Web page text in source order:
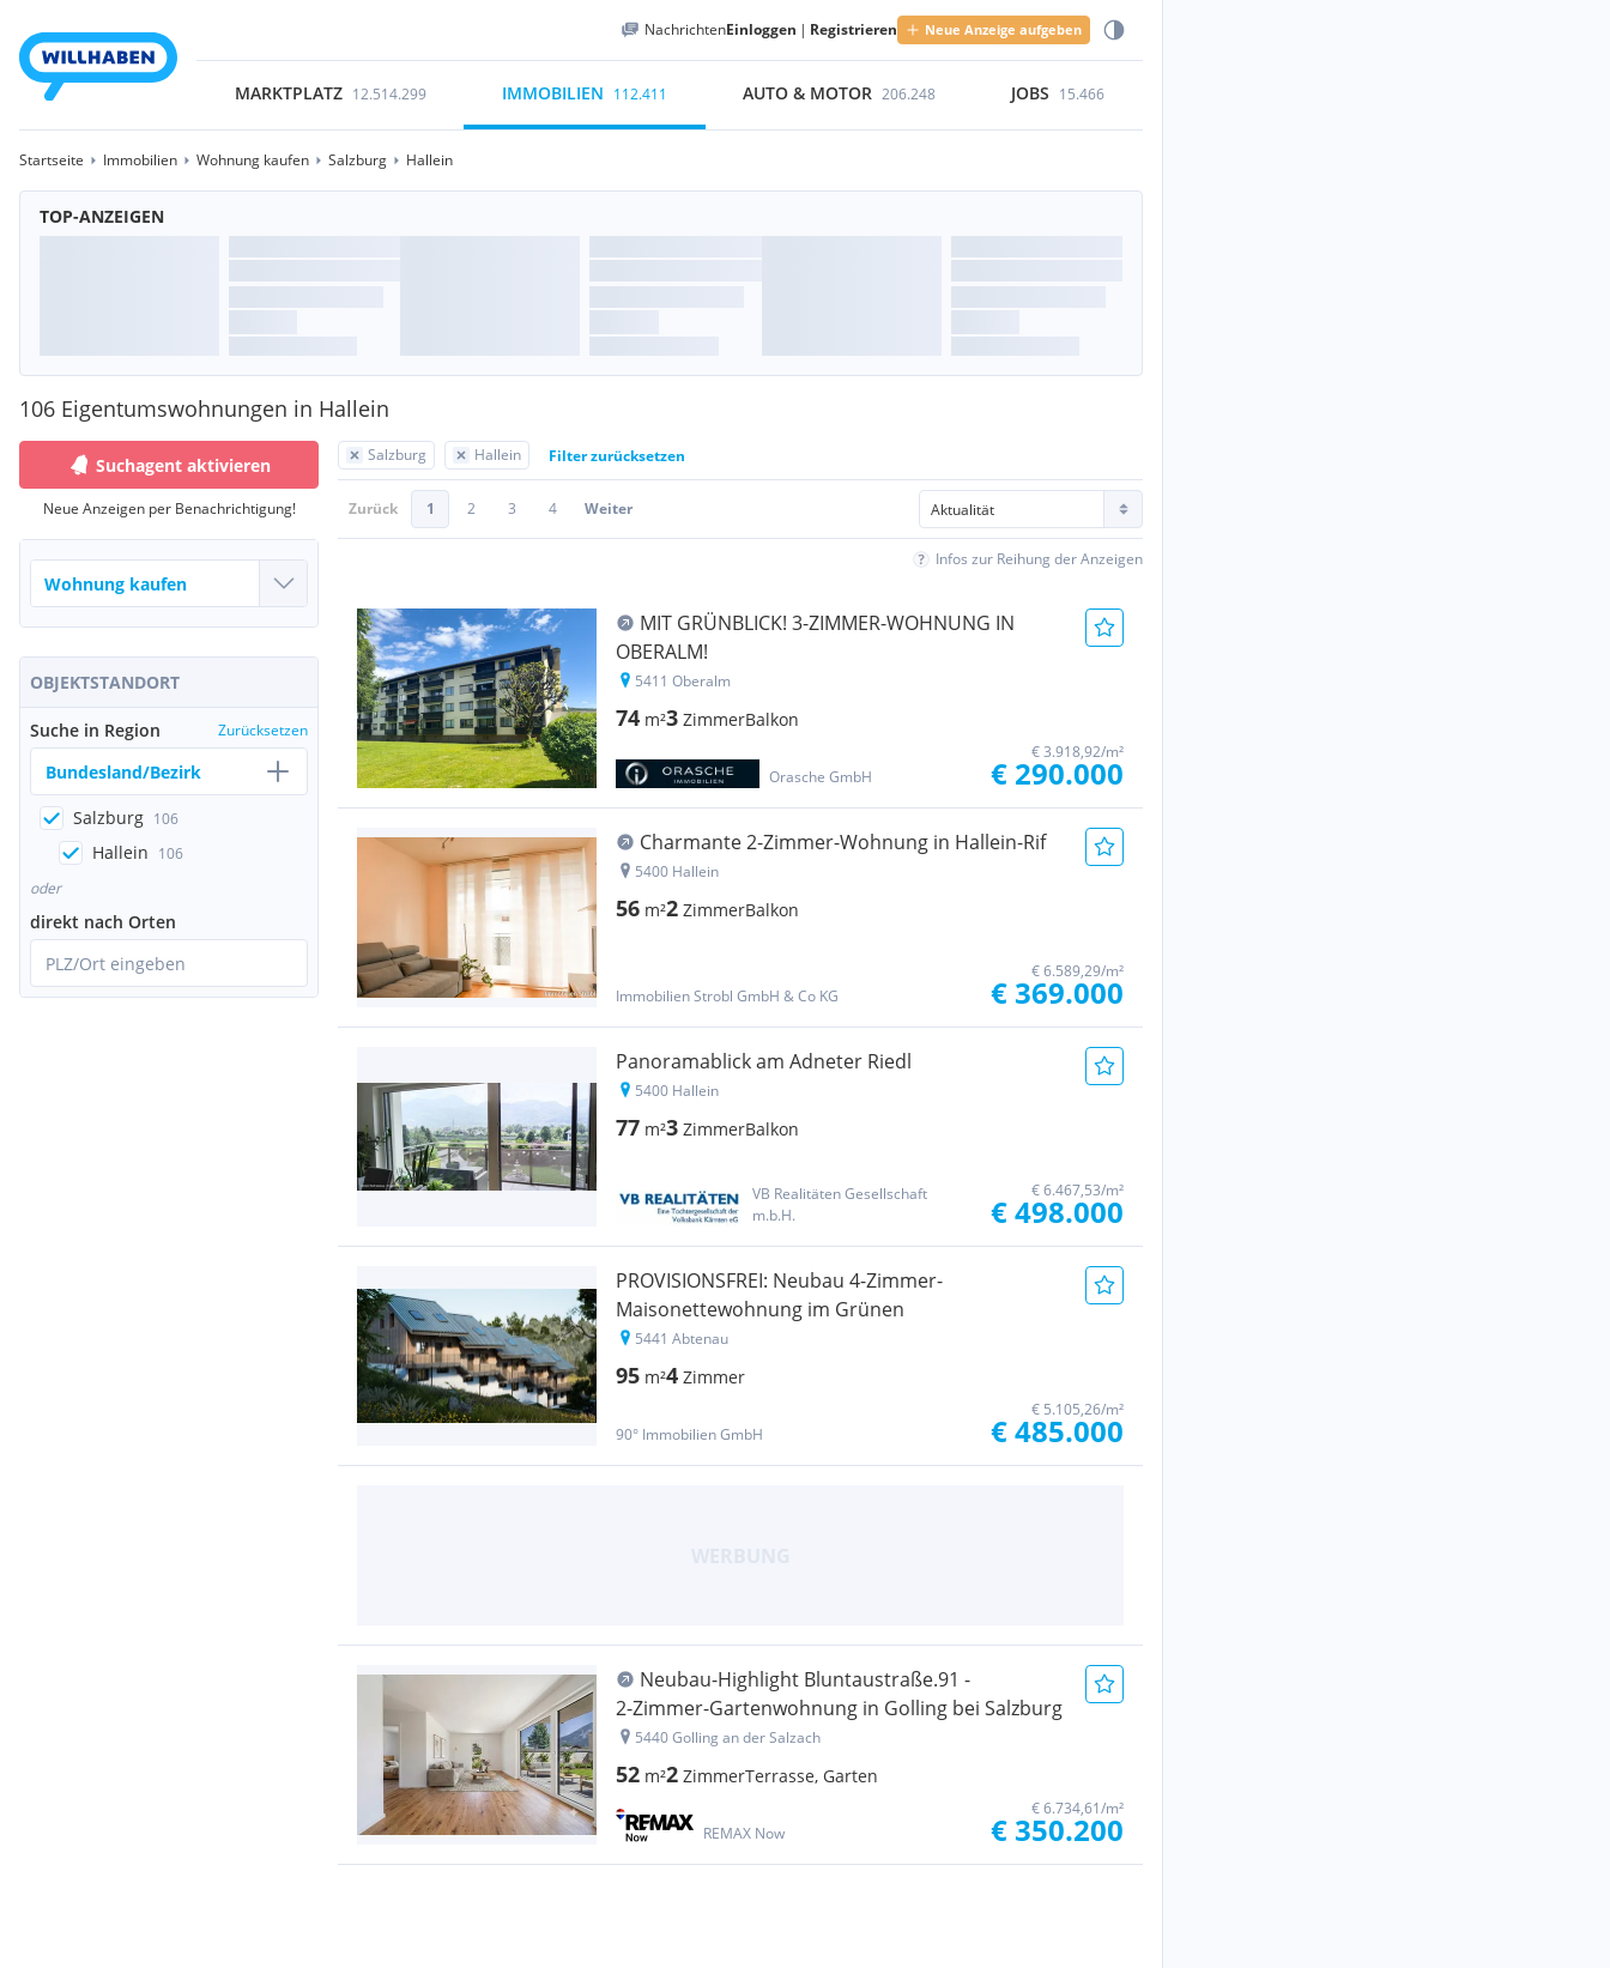
NachrichtenEinloggen | Registrieren Neue Anzeige aufgeben
MARKTPLATZ 12.514.299 IMMOBILIEN 112.411 AUTO & MOTOR 206.248 JOBS 15.466
Startseite Immobilien Wohnung kaufen Salzburg Hallein
TOP-ANZEIGEN
106 Eigentumswohnungen in Hallein
Suchagent aktivieren
Neue Anzeigen per Benachrichtigung!
OBJEKTSTANDORT
Suche in Region Zurücksetzen
Bundesland/Bezirk
Salzburg 106
Hallein 106
oder
direkt nach Orten
PLZ/Ort eingeben
Salzburg Hallein Filter zurücksetzen
Zurück 1 2 3 4 Weiter
Infos zur Reihung der Anzeigen
MIT GRÜNBLICK! 3-ZIMMER-WOHNUNG IN
OBERALM!
5411 Oberalm
74 m²3 ZimmerBalkon
Orasche GmbH
€ 3.918,92/m²
€ 290.000
Charmante 2-Zimmer-Wohnung in Hallein-Rif
5400 Hallein
56 m²2 ZimmerBalkon
Immobilien Strobl GmbH & Co KG
€ 6.589,29/m²
€ 369.000
Panoramablick am Adneter Riedl
5400 Hallein
77 m²3 ZimmerBalkon
VB Realitäten Gesellschaft
m.b.H.
€ 6.467,53/m²
€ 498.000
PROVISIONSFREI: Neubau 4-Zimmer-
Maisonettewohnung im Grünen
5441 Abtenau
95 m²4 Zimmer
90° Immobilien GmbH
€ 5.105,26/m²
€ 485.000
Neubau-Highlight Bluntaustraße.91 -
2‑Zimmer‑Gartenwohnung in Golling bei Salzburg
5440 Golling an der Salzach
52 m²2 ZimmerTerrasse, Garten
REMAX Now
€ 6.734,61/m²
€ 350.200